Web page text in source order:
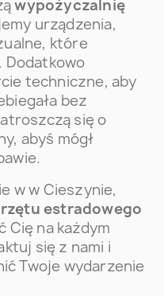
wypożyczalnię
urządzenia,
które
Dodatkowo
techniczne, aby
bez
się o
abyś mógł
w w Cieszynie,
estradowego
Cię na każdym
się z nami i
Twoje wydarzenie